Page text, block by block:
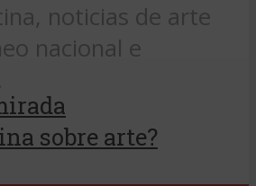
noticias de arte
nacional e
sobre arte?